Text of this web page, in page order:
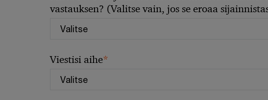
vastauksen? (Valitse vain, jos se eroaa
Viestisi aihe*